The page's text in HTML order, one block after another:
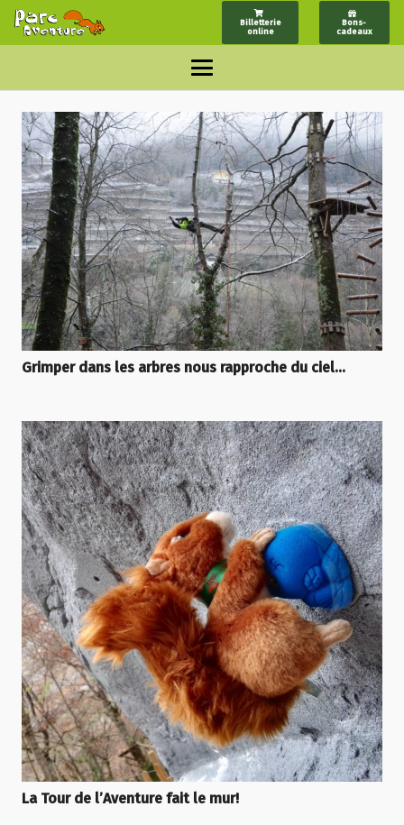
Billetterie
online
Bons-
cadeaux
Grimper dans les arbres nous rapproche du ciel…
La Tour de l’Aventure fait le mur!